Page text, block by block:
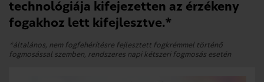
technológiája kifejezetten az érzékeny
fogakhoz lett kifejlesztve.*
*általános, nem fogfehérítésre fejlesztett fogkrémmel történő
fogmosással szemben, rendszeres napi kétszeri fogmosás esetén